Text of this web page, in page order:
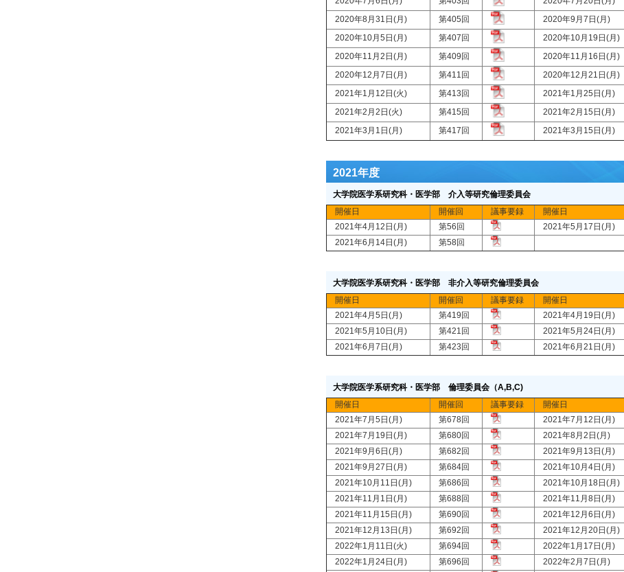
2020年8月31日(月)
第405回 2020年9月7日(月)
2020年10月5日(月)
第407回 2020年10月19日(月)
2020年11月2日(月)
第409回 2020年11月16日(月)
2020年12月7日(月)
第411回 2020年12月21日(月)
2021年1月12日(火)
第413回 2021年1月25日(月)
2021年2月2日(火)
第415回 2021年2月15日(月)
2021年3月1日(月)
第417回 2021年3月15日(月)
2021年度
大学院医学系研究科・医学部 介入等研究倫理委員会
開催日
開催回 議事要録 開催日
2021年4月12日(月)
第56回 2021年5月17日(月)
2021年6月14日(月)
第58回
大学院医学系研究科・医学部 非介入等研究倫理委員会
開催日
開催回 議事要録 開催日
2021年4月5日(月)
第419回 2021年4月19日(月)
2021年5月10日(月)
第421回 2021年5月24日(月)
2021年6月7日(月)
第423回 2021年6月21日(月)
大学院医学系研究科・医学部 倫理委員会（A,B,C)
開催日
開催回 議事要録 開催日
2021年7月5日(月)
第678回 2021年7月12日(月)
2021年7月19日(月)
第680回 2021年8月2日(月)
2021年9月6日(月)
第682回 2021年9月13日(月)
2021年9月27日(月)
第684回 2021年10月4日(月)
2021年10月11日(月)
第686回 2021年10月18日(月)
2021年11月1日(月)
第688回 2021年11月8日(月)
2021年11月15日(月)
第690回 2021年12月6日(月)
2021年12月13日(月)
第692回 2021年12月20日(月)
2022年1月11日(火)
第694回 2022年1月17日(月)
2022年1月24日(月)
第696回 2022年2月7日(月)